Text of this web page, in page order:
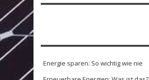
Energie sparen: So wichtig wie nie